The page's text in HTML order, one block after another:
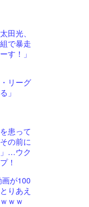
田光、
で暴走
す！」
リーグ
」
患って
の前に
…ウク
！
画が100
りあえ
ｗｗ